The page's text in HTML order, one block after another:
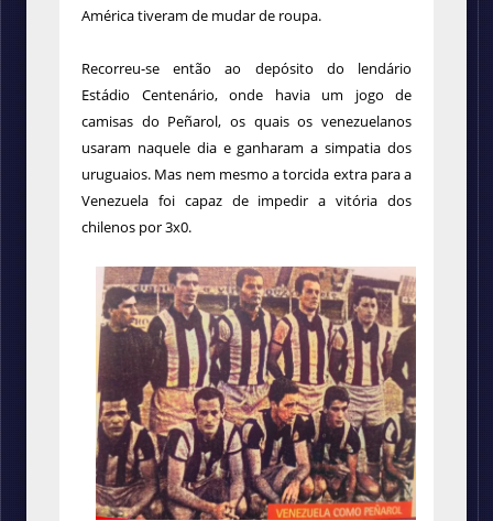
América tiveram de mudar de roupa.
Recorreu-se então ao depósito do lendário
Estádio Centenário, onde havia um jogo de
camisas do Peñarol, os quais os venezuelanos
usaram naquele dia e ganharam a simpatia dos
uruguaios. Mas nem mesmo a torcida extra para a
Venezuela foi capaz de impedir a vitória dos
chilenos por 3x0.